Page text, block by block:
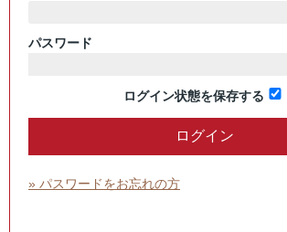
パスワード
ログイン状態を保存する
» パスワードをお忘れの方